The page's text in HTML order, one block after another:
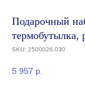
Подарочный
термобутылка,
SKU: 2500026.030
5 957 р.